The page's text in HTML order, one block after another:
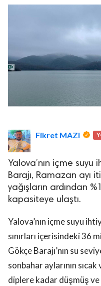
Fikret MAZI
Yalova’nın içme suyu
Barajı, Ramazan ayı
yağışların ardından
kapasiteye ulaştı.
Yalova’nın içme suyu
sınırları içerisindeki 36
Gökçe Barajı’nın su
sonbahar aylarının
diplere kadar düşmüş